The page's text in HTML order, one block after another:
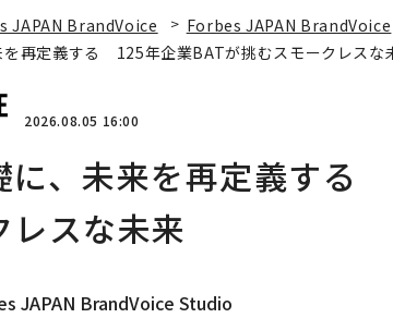
JAPAN BrandVoice
Forbes JAPAN BrandVoice
を再定義する 125年企業BATが挑むスモークレスな
2026.08.05 16:00
に、未来を再定義する
レスな未来
JAPAN BrandVoice Studio